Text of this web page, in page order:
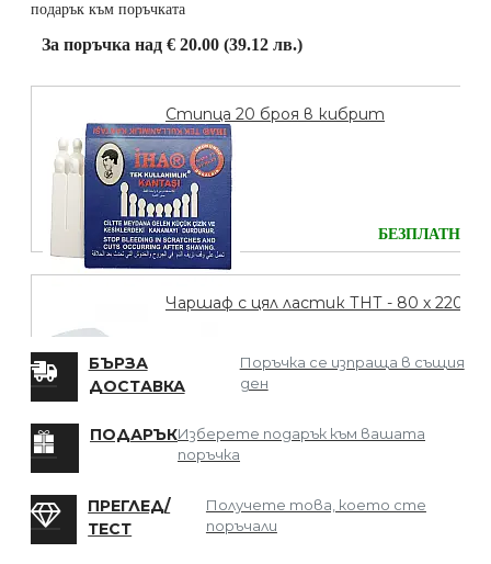
подарък към поръчката
За поръчка над € 20.00 (39.12 лв.)
Стипца 20 броя в кибрит
БЕЗПЛАТНО
Чаршаф с цял ластик ТНТ - 80 х 220
БЪРЗА
ДОСТАВКА
Поръчка се изпраща в същия
ден
ПОДАРЪКИзберете подарък към вашата
поръчка
ПРЕГЛЕД/
ТЕСТ
Получете това, което сте
поръчали